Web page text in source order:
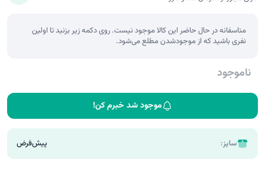
متاسفانه در حال حاضر این کالا موجود نیست. روی دکمه زیر بزنید تا اولین
نفری باشید که از موجودشدن مطلع می‌شود.
ناموجود
موجود شد خبرم کن!
سایز: پیش‌فرض